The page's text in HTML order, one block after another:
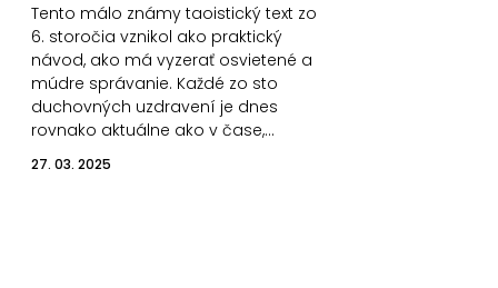
Tento málo známy taoistický text zo
6. storočia vznikol ako praktický
návod, ako má vyzerať osvietené a
múdre správanie. Každé zo sto
duchovných uzdravení je dnes
rovnako aktuálne ako v čase,…
27. 03. 2025